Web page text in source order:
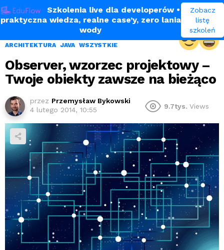
Szkolenia live dla developerów•
praktyczna wiedza, realne case’y, zero lania
wody
Zobacz
listę
szkoleń
ARCHITEKTURA JAVA WSZYSTKIE
Observer, wzorzec projektowy –
Twoje obiekty zawsze na bieżąco
przez Przemysław Bykowski
4 lutego 2014, 10:55
9.7tys. Views